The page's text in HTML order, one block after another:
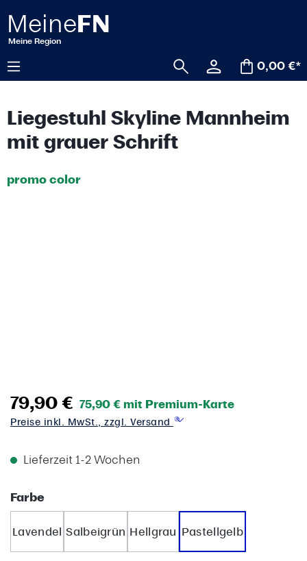
springen
0,00 €*
Liegestuhl Skyline Mannheim
mit grauer Schrift
promo color
79,90 € 75,90 € mit Premium-Karte
Preise inkl. MwSt., zzgl. Versand
Lieferzeit 1-2 Wochen
Farbeauswählen
Lavendel Salbeigrün Hellgrau Pastellgelb